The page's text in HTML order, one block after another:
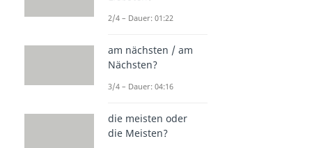
2/4 – Dauer: 01:22
am nächsten / am
Nächsten?
3/4 – Dauer: 04:16
die meisten oder
die Meisten?